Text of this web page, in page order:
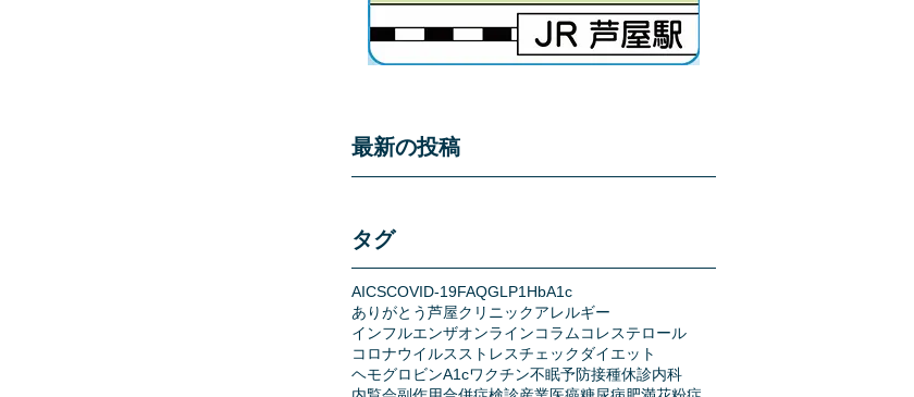
最新の投稿
タグ
AICSCOVID-19FAQGLP1 HbA1c
ありがとう芦屋クリニックアレルギー
インフルエンザオンラインコラムコレステロール
コロナウイルス ストレスチェック ダイエット
ヘモグロビンA1cワクチン不眠予防接種休診内科